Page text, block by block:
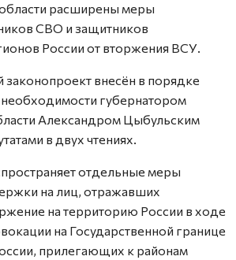
расширены меры
СВО и защитников
России от вторжения ВСУ.
внесён в порядке
губернатором
Александром Цыбульским
в двух чтениях.
отдельные меры
на лиц, отражавших
на территорию России в ходе
на Государст­венной границе
прилегающих к районам